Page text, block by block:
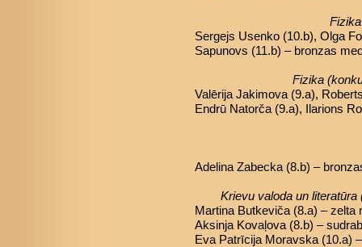
Sergejs Usenko (10.b), Olga
Sapunovs (11.b) – bronzas
Fizika
Valērija Jakimova (9.a),
Endrū Natorča (9.a), Ilarions
Adelina Zabecka (8.b) –
Krievu valoda un
Martina Butkeviča (8.a) – zelta
Aksinja Kovaļova (8.b) –
Eva Patrīcija Moravska (10.a)